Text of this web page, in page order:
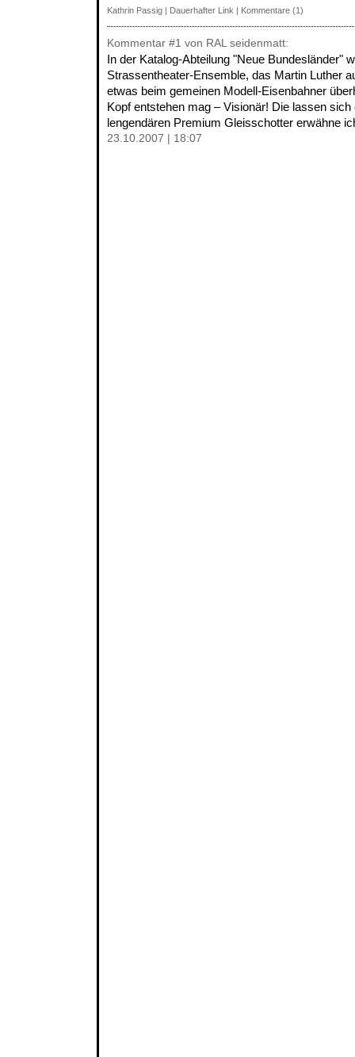
Kathrin Passig | Dauerhafter Link | Kommentare (1)
Kommentar #1 von RAL seidenmatt:
In der Katalog-Abteilung "Neue Bundesländer"
Strassentheater-Ensemble, das Martin Luther
etwas beim gemeinen Modell-Eisenbahner
Kopf entstehen mag – Visionär! Die lassen sich
lengendären Premium Gleisschotter erwähne
23.10.2007 | 18:07